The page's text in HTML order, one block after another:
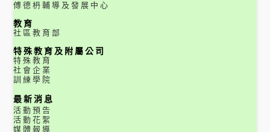
傅德枬輔導及發展中心
教育
社區教育部
特殊教育及附屬公司
特殊教育
社會企業
訓練學院
最新消息
活動預告
活動花絮
媒體報導